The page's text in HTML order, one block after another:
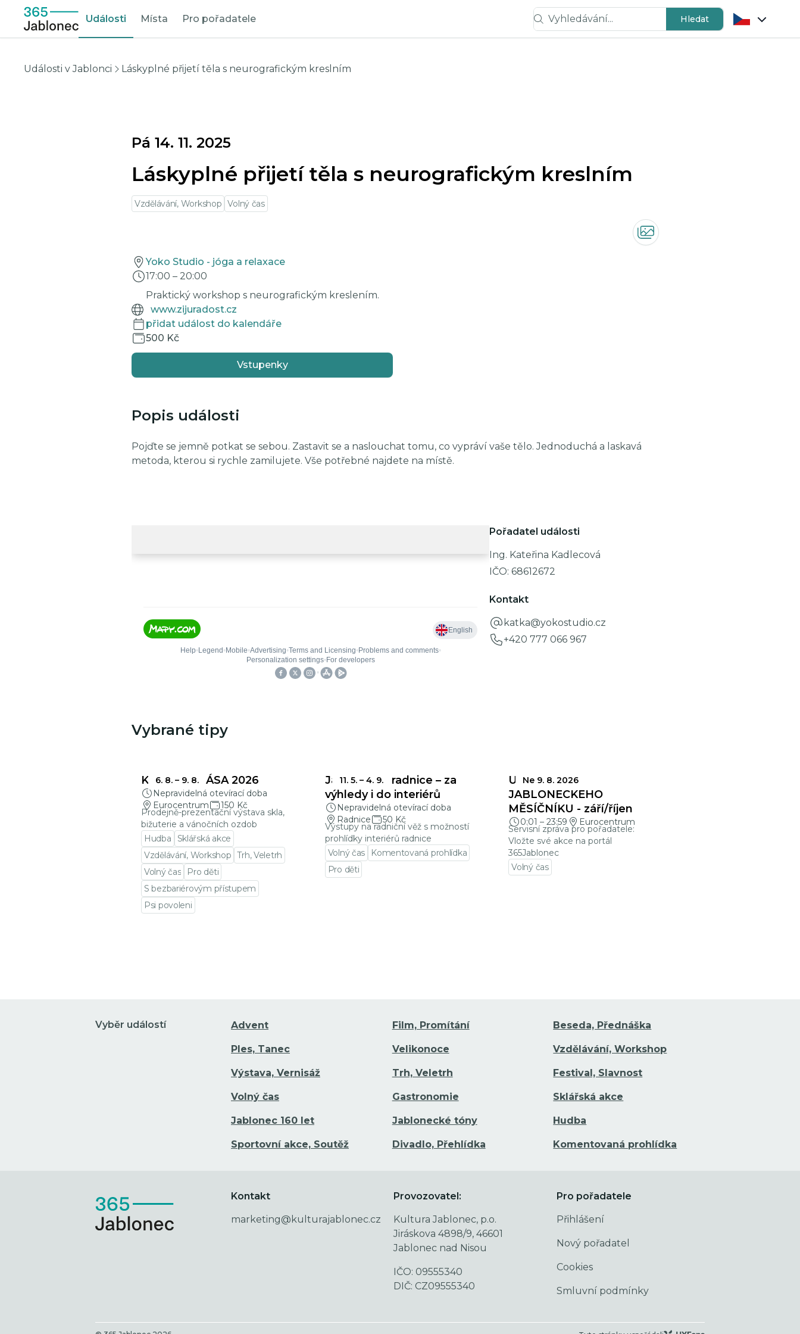
Události Místa Pro pořadatele
Vyhledávání...
Hledat
Události v Jablonci Láskyplné přijetí těla s neurografickým kreslním
Pá 14. 11. 2025
Láskyplné přijetí těla s neurografickým kreslním
Vzdělávání, Workshop Volný čas
Yoko Studio - jóga a relaxace
17:00 – 20:00
Praktický workshop s neurografickým kreslením.
www.zijuradost.cz
přidat událost do kalendáře
500 Kč
Vstupenky
Popis události
Pojďte se jemně potkat se sebou. Zastavit se a naslouchat tomu, co vypráví vaše tělo. Jednoduchá a laskavá
metoda, kterou si rychle zamilujete. Vše potřebné najdete na místě.
Pořadatel události
Ing. Kateřina Kadlecová
IČO:68612672
Kontakt
katka@yokostudio.cz
+420 777 066 967
Vybrané tipy
6. 8. – 9. 8.
KŘEHKÁ KRÁSA 2026
Nepravidelná otevírací doba
Eurocentrum
150 Kč
Prodejně-prezentační výstava skla,
bižuterie a vánočních ozdob
Hudba
Sklářská akce
Vzdělávání, Workshop Trh, Veletrh
Volný čas
Pro děti
S bezbariérovým přístupem
Psi povoleni
11. 5. – 4. 9.
Jablonecká radnice – za
výhledy i do interiérů
Nepravidelná otevírací doba
Radnice
50 Kč
Výstupy na radniční věž s možností
prohlídky interiérů radnice
Volný čas
Komentovaná prohlídka
Pro děti
Ne 9. 8. 2026
UZÁVĚRKY
JABLONECKÉHO
MĚSÍČNÍKU - září/říjen
0:01 – 23:59 Eurocentrum
Servisní zpráva pro pořadatele:
Vložte své akce na portál
365Jablonec
Volný čas
Vyběr událostí Advent Film, Promítání Beseda, Přednáška
Ples, Tanec Velikonoce Vzdělávání, Workshop
Výstava, Vernisáž Trh, Veletrh Festival, Slavnost
Volný čas Gastronomie Sklářská akce
Jablonec 160 let Jablonecké tóny Hudba
Sportovní akce, Soutěž Divadlo, Přehlídka Komentovaná prohlídka
Kontakt
marketing@kulturajablonec.cz
Provozovatel:
Kultura Jablonec, p.o.
Jiráskova 4898/9, 46601
Jablonec nad Nisou
IČO: 09555340
DIČ: CZ09555340
Pro pořadatele
Přihlášení
Nový pořadatel
Cookies
Smluvní podmínky